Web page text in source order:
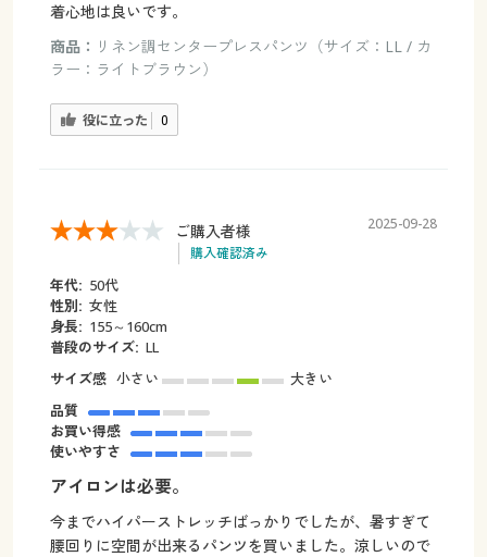
着心地は良いです。
商品： リネン調センタープレスパンツ（サイズ：LL / カ
ラー：ライトブラウン）
役に立った 0
ご購入者様
購入確認済み
2025-09-28
年代: 50代
性別: 女性
身長: 155～160cm
普段のサイズ: LL
サイズ感 小さい
大きい
品質
お買い得感
使いやすさ
アイロンは必要。
今までハイパーストレッチばっかりでしたが、暑すぎて
腰回りに空間が出来るパンツを買いました。涼しいので